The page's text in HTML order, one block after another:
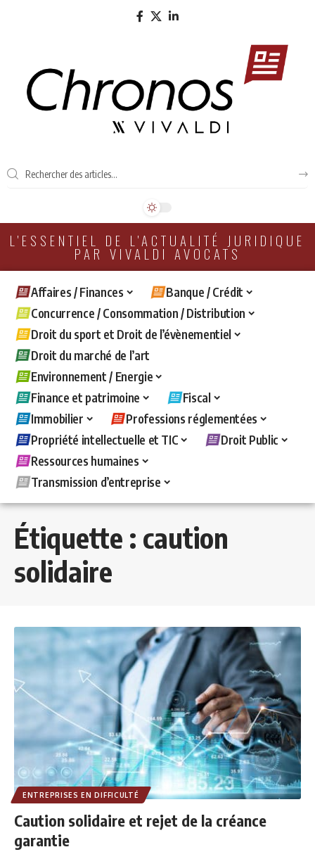
L'ESSENTIEL DE L'ACTUALITÉ JURIDIQUE
PAR VIVALDI AVOCATS
Affaires / Finances
Banque / Crédit
Concurrence / Consommation / Distribution
Droit du sport et Droit de l’évènementiel
Droit du marché de l’art
Environnement / Energie
Finance et patrimoine
Fiscal
Immobilier
Professions réglementées
Propriété intellectuelle et TIC
Droit Public
Ressources humaines
Transmission d’entreprise
Étiquette : caution
solidaire
ENTREPRISES EN DIFFICULTÉ
Caution solidaire et rejet de la créance
garantie